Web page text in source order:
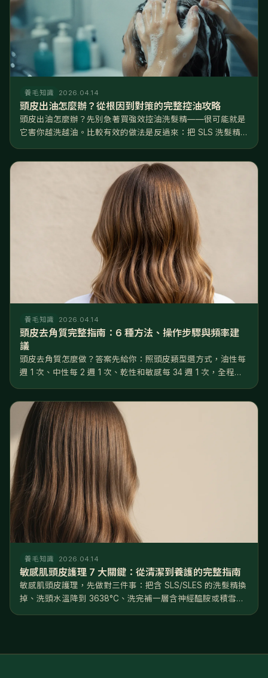
養毛知識 2026.04.14
頭皮出油怎麼辦？從根因到對策的完整控油攻略
頭皮出油怎麼辦？先別急著買強效控油洗髮精——很可能就是
它害你越洗越油。比較有效的做法是反過來：把 SLS 洗髮精
養毛知識 2026.04.14
頭皮去角質完整指南：6 種方法、操作步驟與頻率建
議
頭皮去角質怎麼做？答案先給你：照頭皮類型選方式，油性每
週 1 次、中性每 2 週 1 次、乾性和敏感每 34 週 1 次，全程用
養毛知識 2026.04.14
敏感肌頭皮護理 7 大關鍵：從清潔到養護的完整指南
敏感肌頭皮護理，先做對三件事：把含 SLS/SLES 的洗髮精換
掉、洗頭水溫降到 3638°C、洗完補一層含神經醯胺或積雪草